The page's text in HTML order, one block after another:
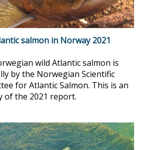
salmon in Norway 2021
wild Atlantic salmon is
by the Norwegian Scientific
for Atlantic Salmon. This is an
of the 2021 report.